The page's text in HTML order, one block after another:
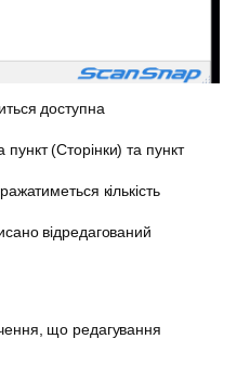
доступна
(Сторінки) та пункт
кількість
відредагований
що редагування